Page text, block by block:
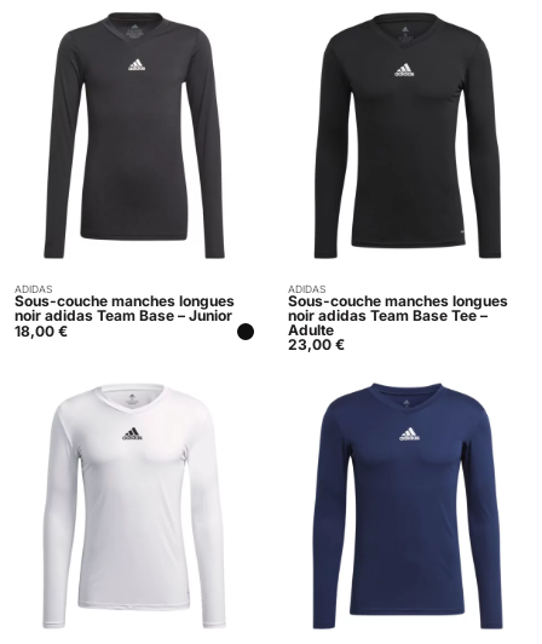
Acheter
ADIDAS
Sous-couche manches longues
noir adidas Team Base – Junior
18,00 €
Acheter
ADIDAS
Sous-couche manches longues
noir adidas Team Base Tee –
Adulte
23,00 €